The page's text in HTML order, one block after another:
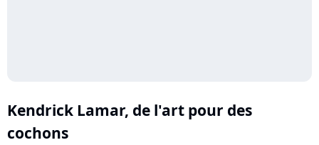
Kendrick Lamar, de l'art pour des
cochons